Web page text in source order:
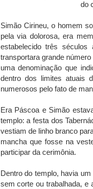
do
Simão Cirineu, o homem
pela via dolorosa, era
estabelecido três
transportara grande
uma denominação que
dentro dos limites atuais
numerosos pelo fato de
Era Páscoa e Simão
templo: a festa dos
vestiam de linho branco
mancha que fosse na
participar da cerimônia.
Dentro do templo, havia
sem corte ou trabalhada, e